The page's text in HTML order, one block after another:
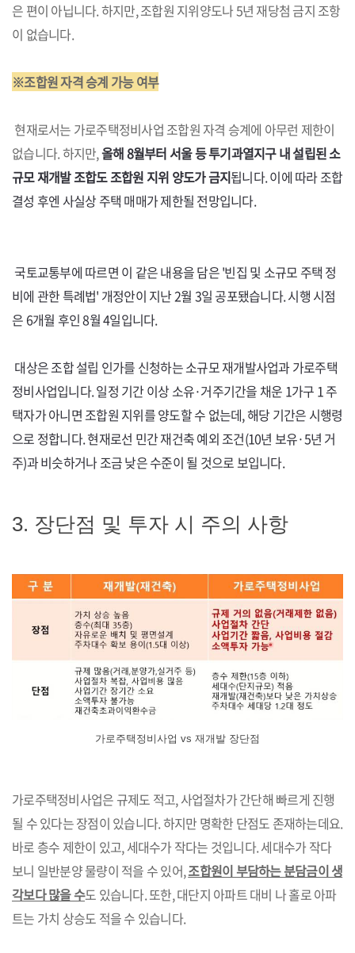
은 편이 아닙니다. 하지만, 조합원 지위양도나 5년 재당첨 금지 조항
이 없습니다.
※조합원 자격 승계 가능 여부
현재로서는 가로주택정비사업 조합원 자격 승계에 아무런 제한이
없습니다. 하지만,올해 8월부터 서울 등 투기과열지구 내 설립된 소
규모 재개발 조합도 조합원 지위 양도가 금지됩니다. 이에 따라 조합
결성 후엔 사실상 주택 매매가 제한될 전망입니다.
국토교통부에 따르면 이 같은 내용을 담은 '빈집 및 소규모 주택 정
비에 관한 특례법' 개정안이 지난 2월 3일 공포됐습니다. 시행 시점
은 6개월 후인 8월 4일입니다.
대상은 조합 설립 인가를 신청하는 소규모 재개발사업과 가로주택
정비사업입니다. 일정 기간 이상 소유·거주기간을 채운 1가구 1 주
택자가 아니면 조합원 지위를 양도할 수 없는데, 해당 기간은 시행령
으로 정합니다. 현재로선 민간 재건축 예외 조건(10년 보유·5년 거
주)과 비슷하거나 조금 낮은 수준이 될 것으로 보입니다.
3. 장단점 및 투자 시 주의 사항
가로주택정비사업 vs 재개발 장단점
가로주택정비사업은 규제도 적고, 사업절차가 간단해 빠르게 진행
될 수 있다는 장점이 있습니다. 하지만 명확한 단점도 존재하는데요.
바로 층수 제한이 있고, 세대수가 작다는 것입니다. 세대수가 작다
보니 일반분양 물량이 적을 수 있어,조합원이 부담하는 분담금이 생
각보다 많을 수도 있습니다. 또한, 대단지 아파트 대비 나 홀로 아파
트는 가치 상승도 적을 수 있습니다.